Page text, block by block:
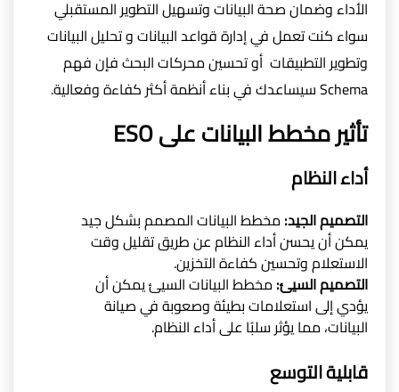
الأداء وضمان صحة البيانات وتسهيل التطوير المستقبلي
سواء كنت تعمل في إدارة قواعد البيانات و تحليل البيانات
وتطوير التطبيقات أو تحسين محركات البحث فإن فهم
Schema سيساعدك في بناء أنظمة أكثر كفاءة وفعالية.
تأثير مخطط البيانات على ESO
أداء النظام
التصميم الجيد: مخطط البيانات المصمم بشكل جيد
يمكن أن يحسن أداء النظام عن طريق تقليل وقت
الاستعلام وتحسين كفاءة التخزين.
التصميم السيئ: مخطط البيانات السيئ يمكن أن
يؤدي إلى استعلامات بطيئة وصعوبة في صيانة
البيانات، مما يؤثر سلبًا على أداء النظام.
قابلية التوسع